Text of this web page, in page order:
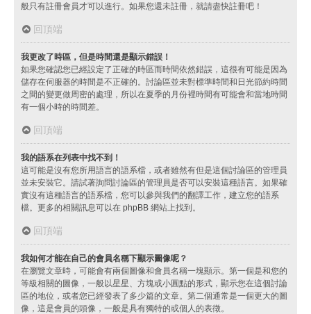
般只有註冊會員才可以進行。如果您還未註冊，就請盡快註冊吧！
回頂端
我更改了時區，但是時間還是顯示錯誤！
如果您確認您已經設定了正確的時區而時間依然錯誤，這很有可能是因為
儲存在伺服器的時間是不正確的。討論區並未對標準時間和日光節約時間
之間的變更做周密的處理，所以在夏季的月份裡時間有可能會和當地時間
有一個小時的時間差。
回頂端
我的語系在列表中找不到！
這可能是沒有您所用語言的語系檔，或者雖然有但是這個討論區的管理員
並未安裝它。請試著詢問討論區的管理員是否可以安裝這種語言。如果確
實沒有這種語言的語系檔，您可以參與我們的翻譯工作，建立您的語系
檔。更多的相關訊息可以在 phpBB 網站上找到。
回頂端
我如何才能在自己的會員名稱下顯示圖像呢？
在瀏覽文章時，可能會有兩個圖像和會員名稱一塊顯示。第一個是和您的
等級相關的圖像，一般以星星、方塊或小圓點的形式，顯示您在這個討論
區的地位，或者您已經發表了多少篇的文章。第二個通常是一個更大的圖
像，這是會員的頭像，一般是具有獨特的或個人的表徵。